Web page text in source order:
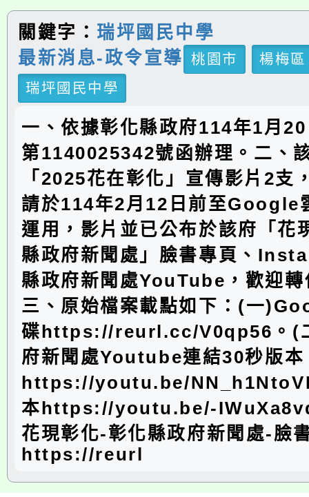
關鍵字： 瑞坪國民中學
最新消息-政令宣導
桃園市
楊梅區
瑞坪國民中學
一、依據彰化縣政府114年1月
第1140025342號函辦理。二、
「2025花在彰化」宣傳影片2支
請於114年2月12日前至Google
運用，影片並已公布於該府「
縣政府新聞處」臉書專頁、
縣政府新聞處YouTube，歡迎轉
三、原始檔案載點如下：(一
碟https://reurl.cc/V0qp56。(
府新聞處Youtube連結30秒版本
https://youtu.be/
本https://youtu.be/-
花現彰化-彰化縣政府新聞處-臉
https://reurl